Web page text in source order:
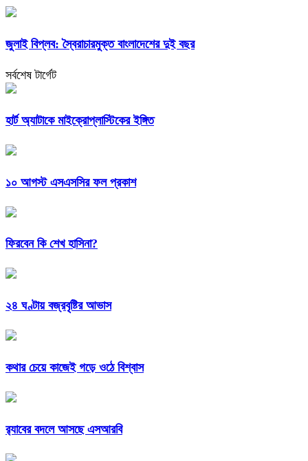
জুলাই বিপ্লব: স্বৈরাচারমুক্ত বাংলাদেশের দুই বছর
সর্বশেষ টার্গেট
হার্ট অ্যাটাকে মাইক্রোপ্লাস্টিকের ইঙ্গিত
১০ আগস্ট এসএসসির ফল প্রকাশ
ফিরবেন কি শেখ হাসিনা?
২৪ ঘণ্টায় বজ্রবৃষ্টির আভাস
কথার চেয়ে কাজেই গড়ে ওঠে বিশ্বাস
র‍্যাবের বদলে আসছে এসআরবি